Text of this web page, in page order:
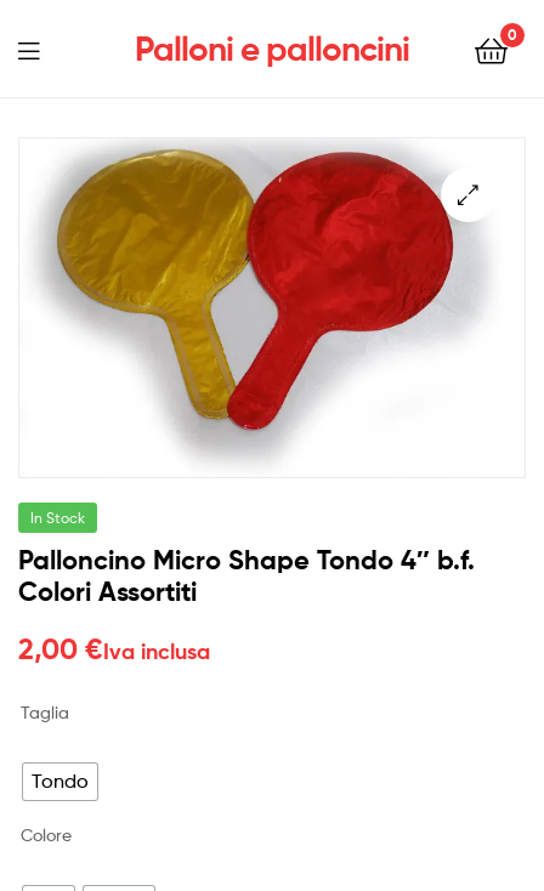
Palloni e palloncini 0
Menu
In Stock
Palloncino Micro Shape Tondo 4″ b.f.
Colori Assortiti
2,00 €Iva inclusa
Taglia
Tondo
Colore